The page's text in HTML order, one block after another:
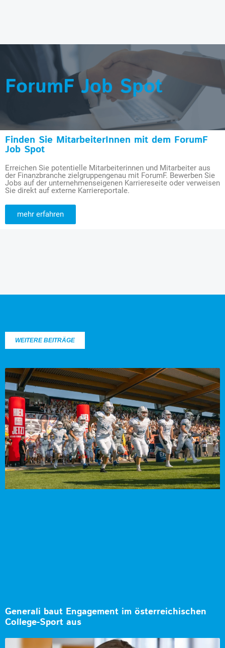
ForumF Job Spot
Finden Sie MitarbeiterInnen mit dem ForumF
Job Spot
Erreichen Sie potentielle Mitarbeiterinnen und Mitarbeiter aus
der Finanzbranche zielgruppengenau mit ForumF. Bewerben Sie
Jobs auf der unternehmenseigenen Karriereseite oder verweisen
Sie direkt auf externe Karriereportale.
mehr erfahren
WEITERE BEITRÄGE
Generali baut Engagement im österreichischen
College-Sport aus